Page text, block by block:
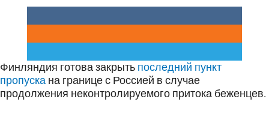
Финляндия готова закрыть последний пункт
пропуска на границе с Россией в случае
продолжения неконтролируемого притока беженцев.